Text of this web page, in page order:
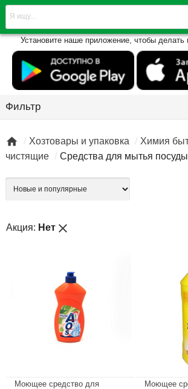
Установите наше приложение, чтобы делать
Фильтр
 Хозтовары и упаковка Химия
чистящие
Средства для мытья посуды
Акция: Нет close
Моющее средство для
Моющее